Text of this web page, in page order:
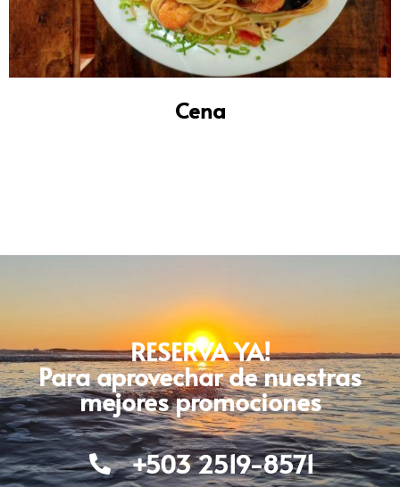
Cena
RESERVA YA!
Para aprovechar de nuestras
mejores promociones
+503 2519-8571